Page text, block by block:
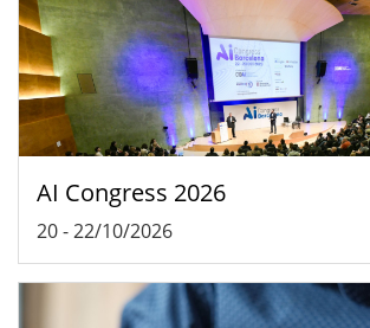
AI Congress 2026
20-22/10/2026